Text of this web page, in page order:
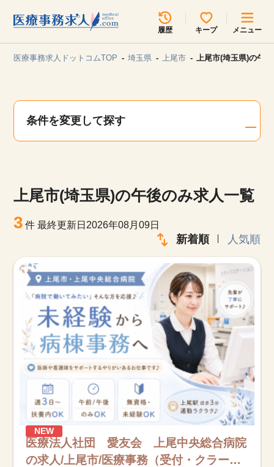
履歴 キープ メニュー
見学会・イベント情報
よくあるご質問
お知らせ
医療事務求人ドットコムとは
サイトの使い方
就職サポート
人材をお探しの医療機関・企業様
運営会社
医療事務求人ドットコムTOP 埼玉県 上尾市 上尾市(埼玉県)の午
条件を変更して探す
上尾市(埼玉県)の午後のみ求人一覧
3 件最終更新日2026年08月09日
新着順 人気順
NEW
医療法人社団 愛友会 上尾中央総合病院
の求人/上尾市/医療事務（受付・クラー
所在地のエリアを選択してください
各支店担当よりご連絡させていただきます。
関東
甲信越・北陸 中国・四国